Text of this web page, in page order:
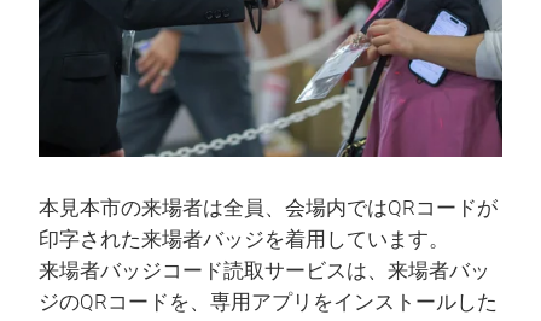
本見本市の来場者は全員、会場内ではQRコードが
印字された来場者バッジを着用しています。
来場者バッジコード読取サービスは、来場者バッ
ジのQRコードを、専用アプリをインストールした